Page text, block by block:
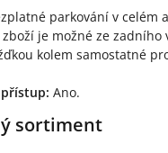
parkování v celém
je možné ze zadního
kolem samostatné
Ano.
sortiment